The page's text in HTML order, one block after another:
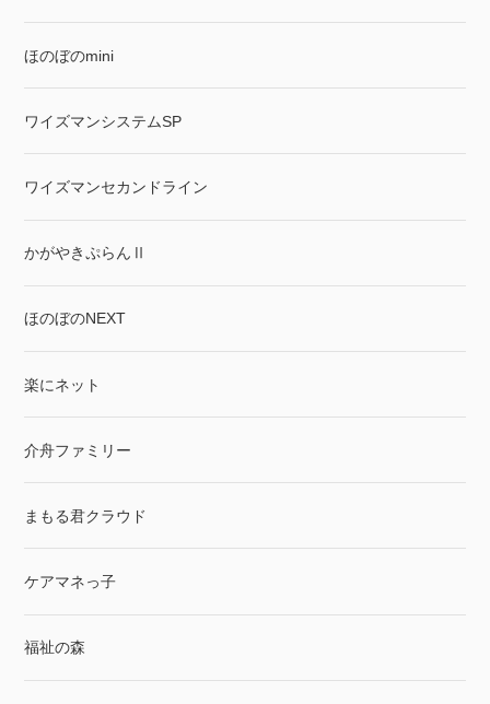
ほのぼのmini
ワイズマンシステムSP
ワイズマンセカンドライン
かがやきぷらんⅡ
ほのぼのNEXT
楽にネット
介舟ファミリー
まもる君クラウド
ケアマネっ子
福祉の森